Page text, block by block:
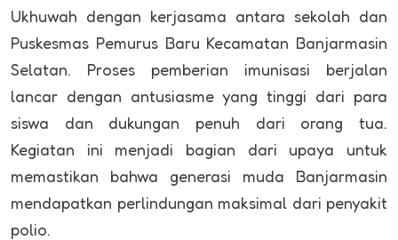
Ukhuwah dengan kerjasama antara sekolah dan
Puskesmas Pemurus Baru Kecamatan Banjarmasin
Selatan. Proses pemberian imunisasi berjalan
lancar dengan antusiasme yang tinggi dari para
siswa dan dukungan penuh dari orang tua.
Kegiatan ini menjadi bagian dari upaya untuk
memastikan bahwa generasi muda Banjarmasin
mendapatkan perlindungan maksimal dari penyakit
polio.